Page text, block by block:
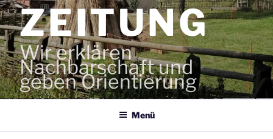
ZEITUNG
Wir erklären
Nachbarschaft und
geben Orientierung
Menü